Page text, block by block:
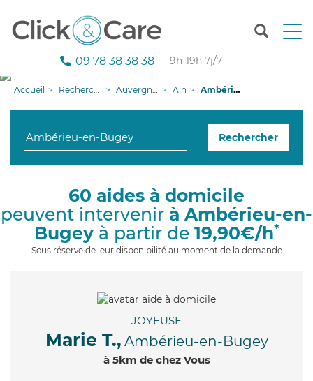
T
n
g
i
09 78 38 38 38 — 9h-19h 7j/7
Accueil Recherche aide à domicile Auvergne-Rhône-Alpes Ain Ambérieu-en-Bugey
Rechercher
60 aides à domicile
peuvent intervenir à Ambérieu-en-
Bugeyà partir de 19,90€/h*
Sous réserve de leur disponibilité au moment de la demande
JOYEUSE
Marie T., Ambérieu-en-Bugey
à 5km de chez Vous